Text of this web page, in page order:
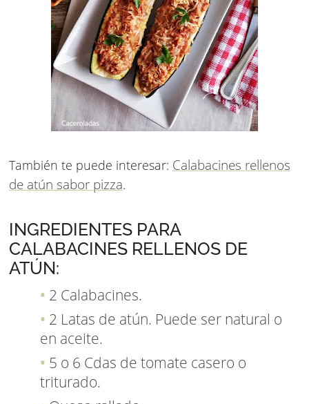
También te puede interesar: Calabacines rellenos
de atún sabor pizza.
INGREDIENTES PARA
CALABACINES RELLENOS DE
ATÚN:
2 Calabacines.
2 Latas de atún. Puede ser natural o
en aceite.
5 o 6 Cdas de tomate casero o
triturado.